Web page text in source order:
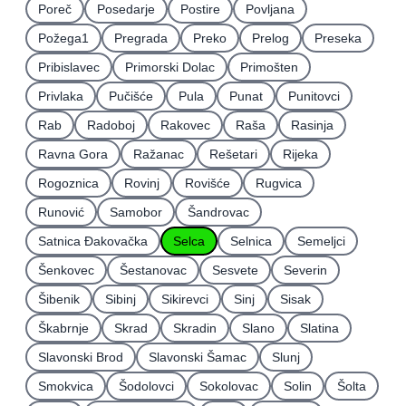
Poreč
Posedarje Postire
Povljana
Požega1
Pregrada Preko Prelog
Preseka
Pribislavec
Primorski Dolac
Primošten
Privlaka
Pučišće Pula Punat
Punitovci
Rab
Radoboj Rakovec Raša
Rasinja
Ravna Gora
Ražanac Rešetari
Rijeka
Rogoznica
Rovinj Rovišće
Rugvica
Runović
Samobor
Šandrovac
Satnica Ðakovačka
Selca Selnica
Semeljci
Šenkovec
Šestanovac Sesvete
Severin
Šibenik
Sibinj Sikirevci Sinj
Sisak
Škabrnje
Skrad Skradin Slano
Slatina
Slavonski Brod
Slavonski Šamac
Slunj
Smokvica
Šodolovci Sokolovac Solin
Šolta